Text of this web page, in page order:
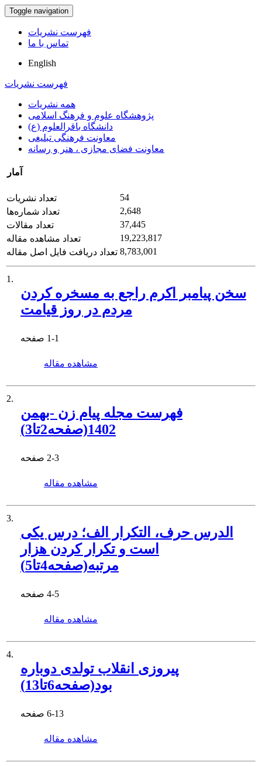
Toggle navigation
فهرست نشریات
تماس با ما
English
فهرست نشریات
همه نشریات
پژوهشگاه علوم و فرهنگ اسلامی
دانشگاه باقرالعلوم (ع)
معاونت فرهنگی تبلیغی
معاونت فضای مجازی ، هنر و رسانه
آمار
تعداد نشریات
54
تعداد شماره‌ها
2,648
تعداد مقالات
37,445
تعداد مشاهده مقاله
19,223,817
تعداد دریافت فایل اصل مقاله 8,783,001
1.
سخن پیامبر اکرم راجع به مسخره کردن
مردم در روز قیامت
1-1
مشاهده مقاله
2.
فهرست مجله پیام زن -بهمن
1402(صفحه2تا3)
2-3
مشاهده مقاله
3.
الدرس حرف، التکرار الف؛ درس یکی
است و تکرار کردن هزار
مرتبه(صفحه4تا5)
4-5
مشاهده مقاله
4.
پیروزی انقلاب تولدی دوباره
بود(صفحه6تا13)
6-13
مشاهده مقاله